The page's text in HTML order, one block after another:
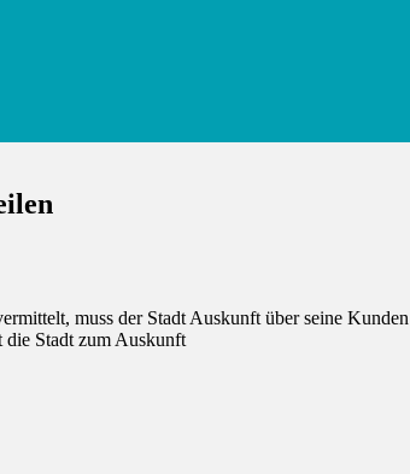
muss der Stadt Auskunft über seine
die Stadt zum Auskunft